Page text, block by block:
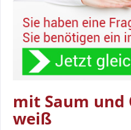
mit Saum und
weiß